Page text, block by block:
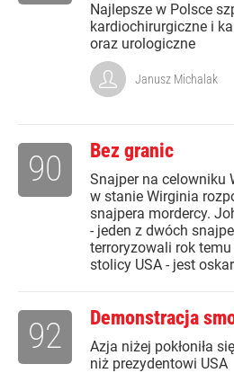
Najlepsze w Polsce
kardiochirurgiczne i
oraz urologiczne
Janusz Michalak
Bez granic
Snajper na celowniku
w stanie Wirginia
snajpera mordercy.
- jeden z dwóch
terroryzowali rok
stolicy USA - jest
90
Demonstracja
Azja niżej pokłoniła
niż prezydentowi USA
92